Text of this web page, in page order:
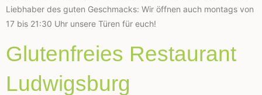
Liebhaber des guten Geschmacks: Wir öffnen auch montags von
17 bis 21:30 Uhr unsere Türen für euch!
Glutenfreies Restaurant
Ludwigsburg